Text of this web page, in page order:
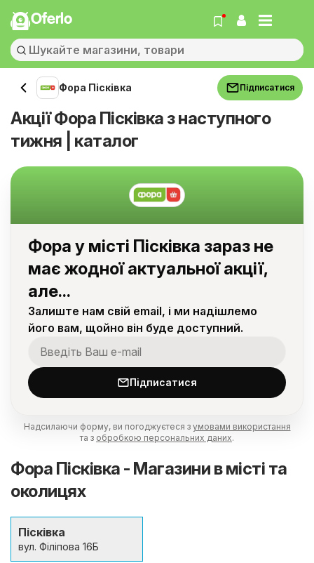
Oferlo
Фора Пісківка Підписатися
Акції Фора Пісківка з наступного
тижня | каталог
Фора у місті Пісківка зараз не
має жодної актуальної акції,
але...
Залиште нам свій email, і ми надішлемо
його вам, щойно він буде доступний.
Підписатися
Надсилаючи форму, ви погоджуєтеся з умовами використання
та з обробкою персональних даних.
Фора Пісківка - Магазини в місті та
околицях
Пісківка
вул. Філіпова 16Б